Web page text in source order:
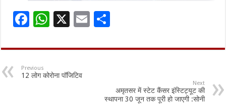
F
e
b
o
W
at
sA
p
X
E
ai ar
Previous
12 लोग कोरोना पॉजिटिव
Next
अमृतसर में स्टेट कैंसर इंस्टिट्यूट की
स्थापना 30 जून तक पूरी हो जाएगी :सोनी